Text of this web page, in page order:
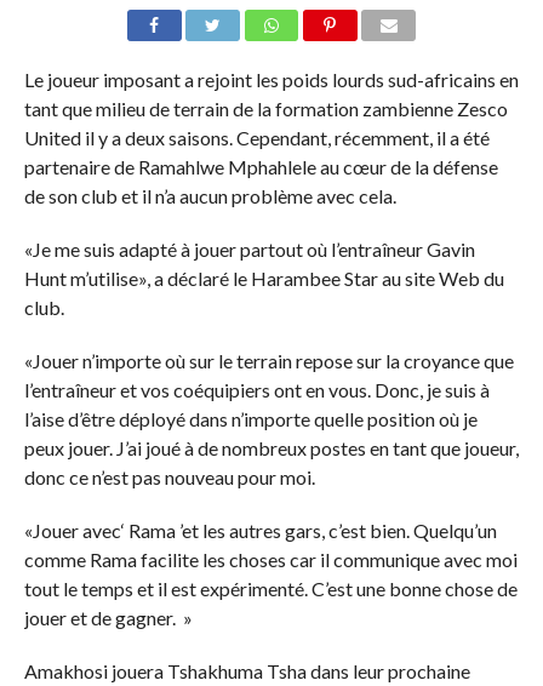
Le joueur imposant a rejoint les poids lourds sud-africains en
tant que milieu de terrain de la formation zambienne Zesco
United il y a deux saisons. Cependant, récemment, il a été
partenaire de Ramahlwe Mphahlele au cœur de la défense
de son club et il n’a aucun problème avec cela.
«Je me suis adapté à jouer partout où l’entraîneur Gavin
Hunt m’utilise», a déclaré le Harambee Star au site Web du
club.
«Jouer n’importe où sur le terrain repose sur la croyance que
l’entraîneur et vos coéquipiers ont en vous. Donc, je suis à
l’aise d’être déployé dans n’importe quelle position où je
peux jouer. J’ai joué à de nombreux postes en tant que joueur,
donc ce n’est pas nouveau pour moi.
«Jouer avec‘ Rama ’et les autres gars, c’est bien. Quelqu’un
comme Rama facilite les choses car il communique avec moi
tout le temps et il est expérimenté. C’est une bonne chose de
jouer et de gagner. »
Amakhosi jouera Tshakhuma Tsha dans leur prochaine